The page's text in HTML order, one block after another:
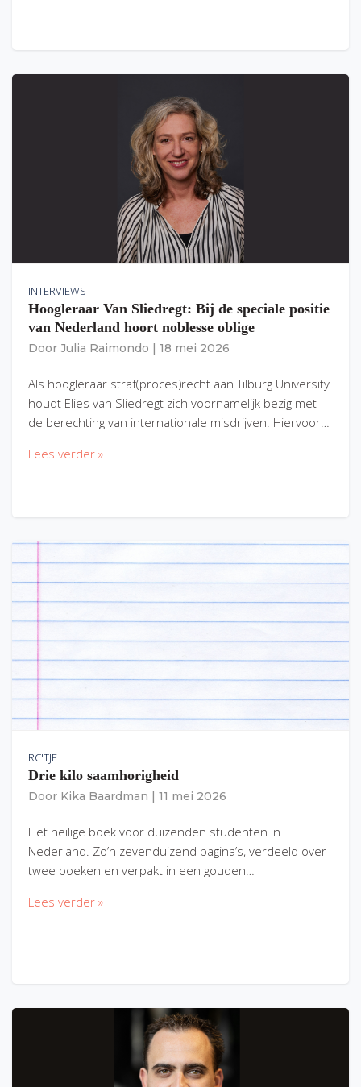
INTERVIEWS
Hoogleraar Van Sliedregt: Bij de speciale positie
van Nederland hoort noblesse oblige
Door Julia Raimondo 18 mei 2026
Als hoogleraar straf(proces)recht aan Tilburg University
houdt Elies van Sliedregt zich voornamelijk bezig met
de berechting van internationale misdrijven. Hiervoor…
Lees verder »
RC'TJE
Drie kilo saamhorigheid
Door Kika Baardman 11 mei 2026
Het heilige boek voor duizenden studenten in
Nederland. Zo’n zevenduizend pagina’s, verdeeld over
twee boeken en verpakt in een gouden…
Lees verder »